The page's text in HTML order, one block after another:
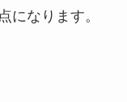
になります。